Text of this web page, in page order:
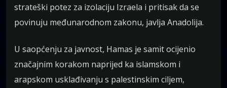
strateški potez za izolaciju Izraela i pritisak da se
povinuju međunarodnom zakonu, javlja Anadolija.
U saopćenju za javnost, Hamas je samit ocijenio
značajnim korakom naprijed ka islamskom i
arapskom usklađivanju s palestinskim ciljem,